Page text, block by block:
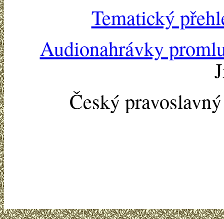
Tematický
Audionahrávky
Český